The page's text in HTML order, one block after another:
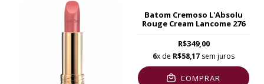
Batom Cremoso L'Absolu
Rouge Cream Lancome 276
R$349,00
6x de R$58,17 sem juros
COMPRAR